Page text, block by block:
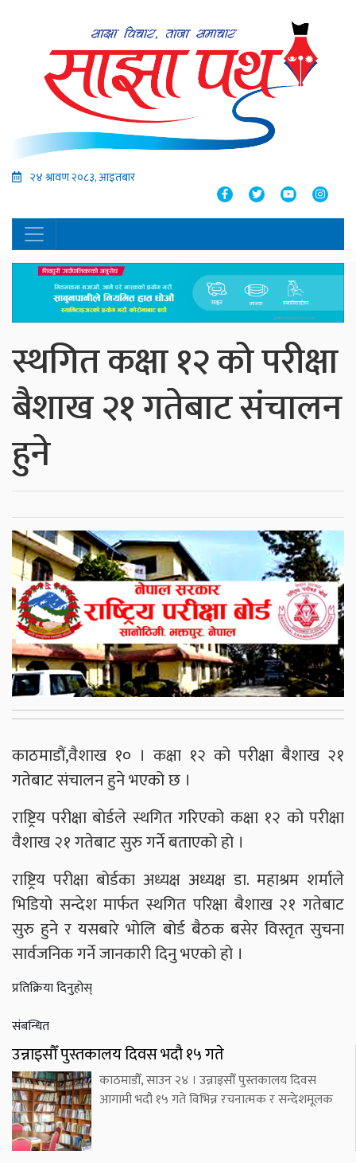
२४ श्रावण २०८३, आइतबार
स्थगित कक्षा १२ को परीक्षा
बैशाख २१ गतेबाट संचालन
हुने
काठमाडौं,वैशाख १० । कक्षा १२ को परीक्षा बैशाख २१
गतेबाट संचालन हुने भएको छ ।
राष्ट्रिय परीक्षा बोर्डले स्थगित गरिएको कक्षा १२ को परीक्षा
वैशाख २१ गतेबाट सुरु गर्ने बताएको हो ।
राष्ट्रिय परीक्षा बोर्डका अध्यक्ष अध्यक्ष डा. महाश्रम शर्माले
भिडियो सन्देश मार्फत स्थगित परिक्षा बैशाख २१ गतेबाट
सुरु हुने र यसबारे भोलि बोर्ड बैठक बसेर विस्तृत सुचना
सार्वजनिक गर्ने जानकारी दिनु भएको हो ।
प्रतिक्रिया दिनुहोस्
संबन्धित
उन्नाइसौँ पुस्तकालय दिवस भदौ १५ गते
काठमाडौँ, साउन २४ । उन्नाइसौँ पुस्तकालय दिवस
आगामी भदौ १५ गते विभिन्न रचनात्मक र सन्देशमूलक